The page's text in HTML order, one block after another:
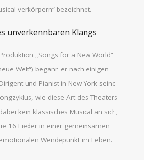
verkörpern“ bezeichnet.
unverkennbaren Klangs
„Songs for a New World“
Welt“) begann er nach einigen
und Pianist in New York seine
wie diese Art des Theaters
kein klassisches Musical an sich,
16 Lieder in einer gemeinsamen
Wendepunkt im Leben.